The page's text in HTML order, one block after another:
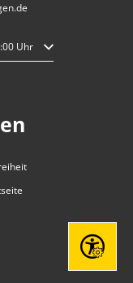
Schließzeiten
Uhr
Seite